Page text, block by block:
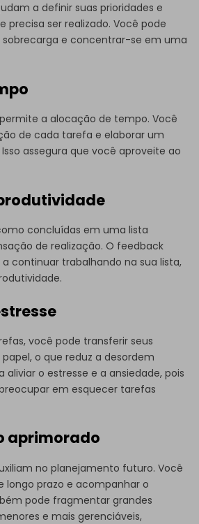
a definir suas prioridades e
precisa ser realizado. Você pode
sobrecarga e concentrar-se em uma
a alocação de tempo. Você
de cada tarefa e elaborar um
assegura que você aproveite ao
concluídas em uma lista
de realização. O feedback
continuar trabalhando na sua lista,
você pode transferir seus
o que reduz a desordem
aliviar o estresse e a ansiedade, pois
em esquecer tarefas
aprimorado
no planejamento futuro. Você
longo prazo e acompanhar o
pode fragmentar grandes
e mais gerenciáveis,